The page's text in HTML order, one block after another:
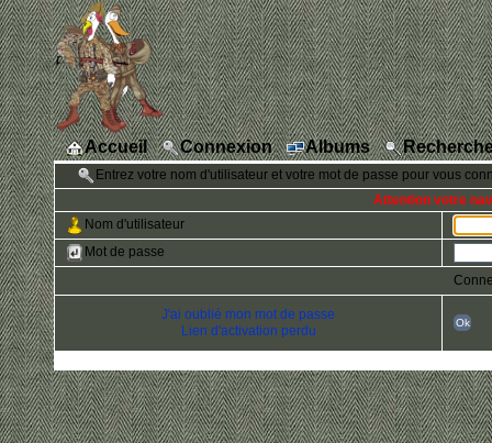
Accueil Connexion Albums
Entrez votre nom d'utilisateur et votre mot de passe pour vous
Attention votre
Nom d'utilisateur
Mot de passe
J'ai oublié mon mot de passe
Lien d'activation perdu
Ok